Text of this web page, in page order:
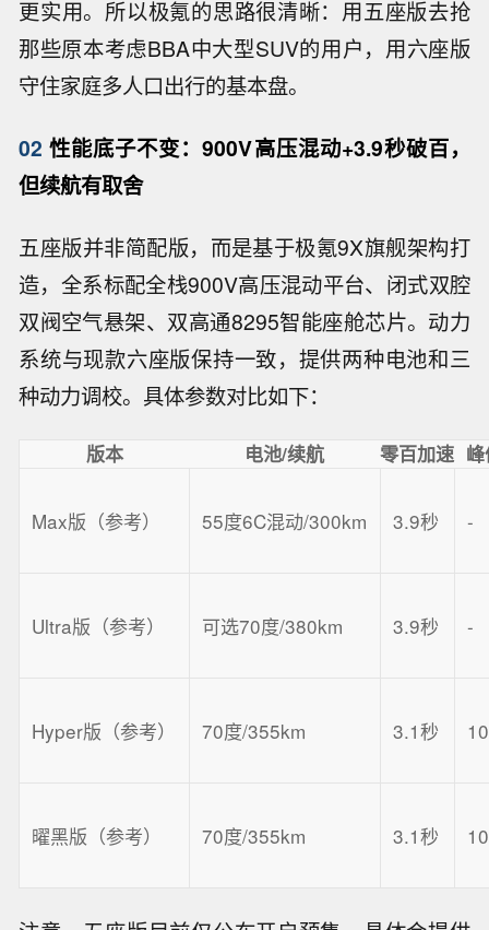
更实用。所以极氪的思路很清晰：用五座版去抢
那些原本考虑BBA中大型SUV的用户，用六座版
守住家庭多人口出行的基本盘。
02 性能底子不变：900V高压混动+3.9秒破百，
但续航有取舍
五座版并非简配版，而是基于极氪9X旗舰架构打
造，全系标配全栈900V高压混动平台、闭式双腔
双阀空气悬架、双高通8295智能座舱芯片。动力
系统与现款六座版保持一致，提供两种电池和三
种动力调校。具体参数对比如下：
版本 电池/续航 零百加速
Max版（参考） 55度6C混动/300km 3.9秒 -
Ultra版（参考） 可选70度/380km 3.9秒 -
Hyper版（参考） 70度/355km 3.1秒
曜黑版（参考） 70度/355km 3.1秒